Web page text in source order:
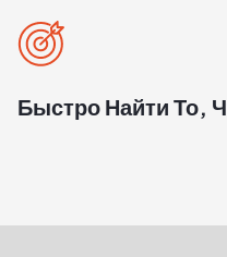
Быстро Найти То,